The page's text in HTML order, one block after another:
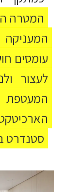
המטרה
עומסים
לעצור
סטנדרט